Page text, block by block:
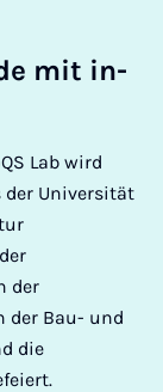
mit in­
Lab wird
der Universität
der
der Bau- und
die